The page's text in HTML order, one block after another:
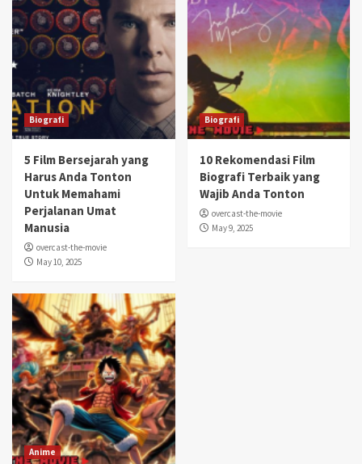
Biografi
5 Film Bersejarah yang
Harus Anda Tonton
Untuk Memahami
Perjalanan Umat
Manusia
overcast-the-movie
May 10, 2025
Biografi
10 Rekomendasi Film
Biografi Terbaik yang
Wajib Anda Tonton
overcast-the-movie
May 9, 2025
Anime